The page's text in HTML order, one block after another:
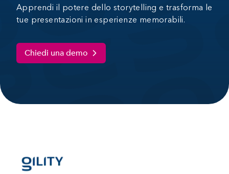
Apprendi il potere dello storytelling e trasforma le
tue presentazioni in esperienze memorabili.
Chiedi una demo